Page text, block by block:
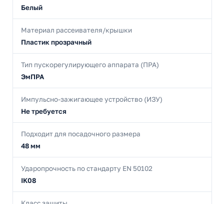
Белый
Материал рассеивателя/крышки
Пластик прозрачный
Тип пускорегулирующего аппарата (ПРА)
ЭмПРА
Импульсно-зажигающее устройство (ИЗУ)
Не требуется
Подходит для посадочного размера
48 мм
Ударопрочность по стандарту EN 50102
IK08